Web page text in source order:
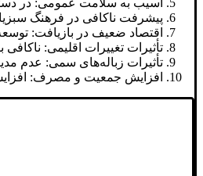
پیشرفت ناکافی در فرهنگ
اقتصاد ضعیف در بازیافت:
تأثیرات تغییرات اقلیمی:
تأثیرات زباله‌های سمی: عدم
افزایش جمعیت و مصرف: